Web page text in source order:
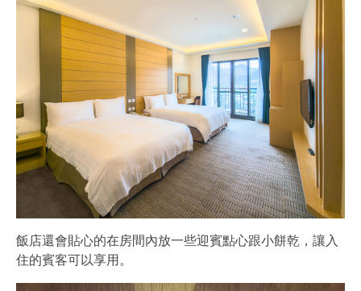
飯店還會貼心的在房間內放一些迎賓點心跟小餅乾，讓入
住的賓客可以享用。